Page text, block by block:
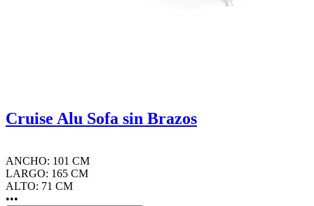
Cruise Alu Sofa sin Brazos
ANCHO: 101 CM
LARGO: 165 CM
ALTO: 71 CM
•••